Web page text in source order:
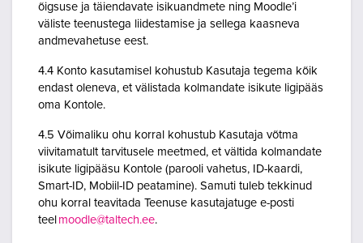
õigsuse ja täiendavate isikuandmete ning Moodle’i
väliste teenustega liidestamise ja sellega kaasneva
andmevahetuse eest.
4.4 Konto kasutamisel kohustub Kasutaja tegema kõik
endast oleneva, et välistada kolmandate isikute ligipääs
oma Kontole.
4.5 Võimaliku ohu korral kohustub Kasutaja võtma
viivitamatult tarvitusele meetmed, et vältida kolmandate
isikute ligipääsu Kontole (parooli vahetus, ID-kaardi,
Smart-ID, Mobiil-ID peatamine). Samuti tuleb tekkinud
ohu korral teavitada Teenuse kasutajatuge e-posti
teel moodle@taltech.ee.